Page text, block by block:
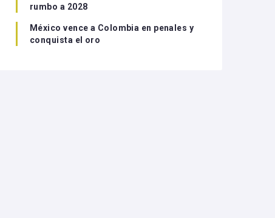
rumbo a 2028
México vence a Colombia en penales y
conquista el oro